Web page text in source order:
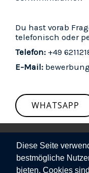
Diese Seite
bestmögliche
bieten. Cookies
Du hast vorab
telefonisch oder
Telefon: +49
E-Mail:
WHATSAPP